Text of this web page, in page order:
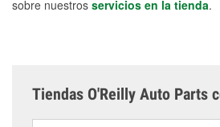
sobre nuestros servicios en la tienda.
Tiendas O'Reilly Auto Parts